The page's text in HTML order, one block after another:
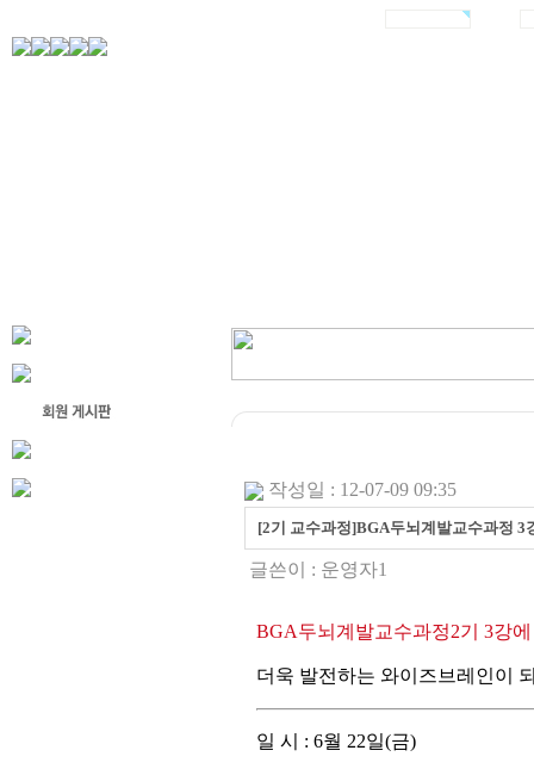
작성일 : 12-07-09 09:35
[2기 교수과정]BGA두뇌계발교수과정 3
글쓴이 : 운영자1
BGA두뇌계발교수과정2기 3강
더욱 발전하는 와이즈브레인이
일 시 : 6월 22일(금)